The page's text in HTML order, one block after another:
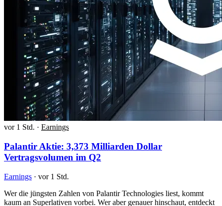
vor 1 Std. · Earnings
Palantir Aktie: 3,373 Milliarden Dollar
Vertragsvolumen im Q2
Earnings · vor 1 Std.
Wer die jüngsten Zahlen von Palantir Technologies liest, kommt
kaum an Superlativen vorbei. Wer aber genauer hinschaut, entdeckt